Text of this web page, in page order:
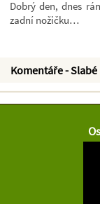
Dobrý den, dnes
zadní nožičku…
Komentáře -